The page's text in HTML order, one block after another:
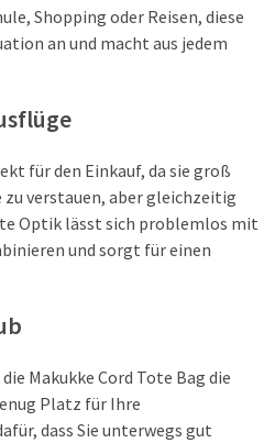
Shopping oder Reisen, diese
an und macht aus jedem
für den Einkauf, da sie groß
verstauen, aber gleichzeitig
Optik lässt sich problemlos mit
und sorgt für einen
Makukke Cord Tote Bag die
Platz für Ihre
dass Sie unterwegs gut